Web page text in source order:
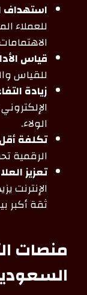
استهداف
للعملاء
قياس
للقياس
زيادة
الولاء.
تكلفة
الرقمية
تعزيز
الإنترنت
ثقة أكبر
منصات